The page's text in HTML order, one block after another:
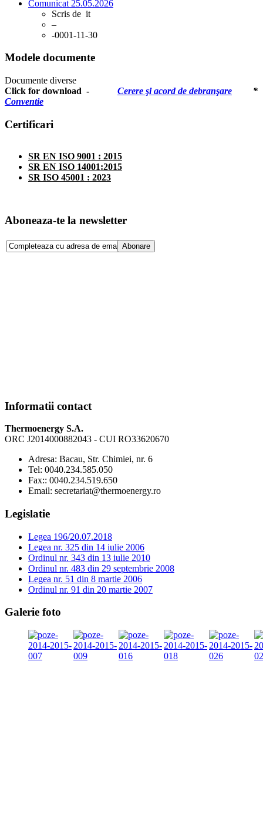
Comunicat 25.05.2026
Scris de it
–
-0001-11-30
Modele documente
Documente diverse
Click for download -
Cerere şi acord de debranşare *
Conventie
Certificari
SR EN ISO 9001 : 2015
SR EN ISO 14001:2015
SR ISO 45001 : 2023
Aboneaza-te la newsletter
Informatii contact
Thermoenergy S.A.
ORC J2014000882043 - CUI RO33620670
Adresa: Bacau, Str. Chimiei, nr. 6
Tel: 0040.234.585.050
Fax:: 0040.234.519.650
Email: secretariat@thermoenergy.ro
Legislatie
Legea 196/20.07.2018
Legea nr. 325 din 14 iulie 2006
Ordinul nr. 343 din 13 iulie 2010
Ordinul nr. 483 din 29 septembrie 2008
Legea nr. 51 din 8 martie 2006
Ordinul nr. 91 din 20 martie 2007
Galerie foto